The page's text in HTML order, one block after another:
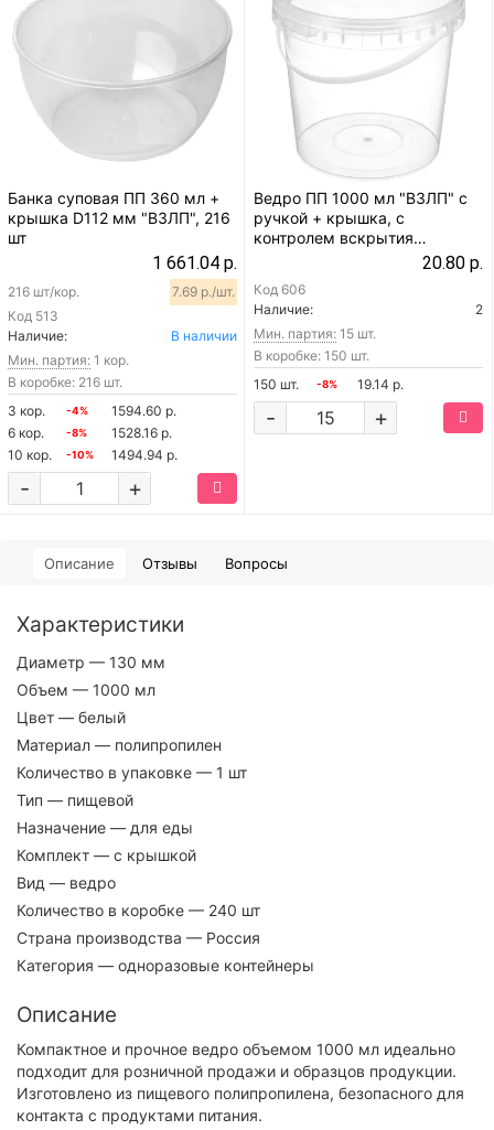
Банка суповая ПП 360 мл +
крышка D112 мм "ВЗЛП", 216
шт
1 661.04 р.
Код 513
216 шт/кор. 7.69 р./шт.
Наличие:
В наличии
Мин. партия: 1 кор.
В коробке: 216 шт.
3 кор.
-4%
1594.60 р.
6 кор.
-8%
1528.16 р.
10 кор.
-10% 1494.94 р.
+
-
Ведро ПП 1000 мл "ВЗЛП" с
ручкой + крышка, с
контролем вскрытия
20.80 р.
Код 606
Наличие:
2
Мин. партия: 15 шт.
В коробке: 150 шт.
150 шт.
-8% 19.14 р.
+
-
Описание Отзывы Вопросы
Характеристики
Диаметр — 130 мм
Объем — 1000 мл
Цвет — белый
Материал — полипропилен
Количество в упаковке — 1 шт
Тип — пищевой
Назначение — для еды
Комплект — с крышкой
Вид — ведро
Количество в коробке — 240 шт
Страна производства — Россия
Категория — одноразовые контейнеры
Описание
Компактное и прочное ведро объемом 1000 мл идеально
подходит для розничной продажи и образцов продукции.
Изготовлено из пищевого полипропилена, безопасного для
контакта с продуктами питания.